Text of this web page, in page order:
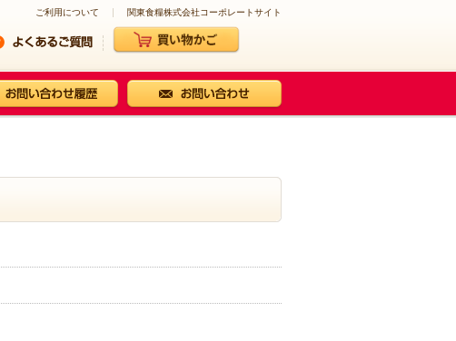
ご利用について 関東食糧株式会社コーポレートサイト